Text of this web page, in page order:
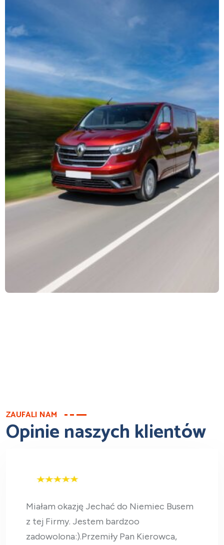
ZAUFALI NAM
Opinie naszych klientów
Miałam okazję Jechać do Niemiec Busem
z tej Firmy. Jestem bardzoo
zadowolona:).Przemiły Pan Kierowca,